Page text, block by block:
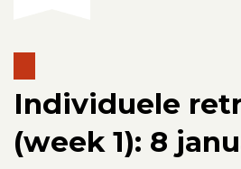
Individuele
(week 1): 8